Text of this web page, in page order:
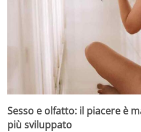
Sesso e olfatto: il piacere è
più sviluppato